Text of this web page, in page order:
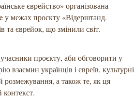
єврейство» організована
у межах проєкту «Відерштанд.
та єврейок, що змінили світ.
проєкту, аби обговорити у
взаємин українців і євреїв, культурні
розмежування, а також те, як ця
контекст.